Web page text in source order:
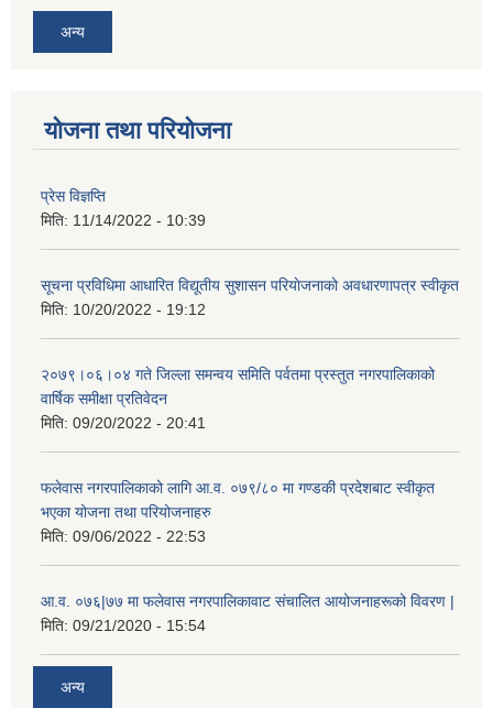
अन्य
योजना तथा परियोजना
प्रेस विज्ञप्ति
मिति: 11/14/2022 - 10:39
सूचना प्रविधिमा आधारित विद्यूतीय सुशासन परियाेजनाकाे अवधारणापत्र स्वीकृत
मिति: 10/20/2022 - 19:12
२०७९।०६।०४ गते जिल्ला समन्वय समिति पर्वतमा प्रस्तुत नगरपालिकाको
वार्षिक समीक्षा प्रतिवेदन
मिति: 09/20/2022 - 20:41
फलेवास नगरपालिकाको लागि आ.व. ०७९/८० मा गण्डकी प्रदेशबाट स्वीकृत
भएका योजना तथा परियोजनाहरु
मिति: 09/06/2022 - 22:53
आ.व. ०७६|७७ मा फलेवास नगरपालिकावाट संचालित आयोजनाहरूको विवरण |
मिति: 09/21/2020 - 15:54
अन्य